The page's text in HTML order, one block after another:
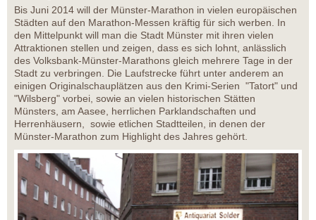
Bis Juni 2014 will der Münster-Marathon in vielen europäischen
Städten auf den Marathon-Messen kräftig für sich werben. In
den Mittelpunkt will man die Stadt Münster mit ihren vielen
Attraktionen stellen und zeigen, dass es sich lohnt, anlässlich
des Volksbank-Münster-Marathons gleich mehrere Tage in der
Stadt zu verbringen. Die Laufstrecke führt unter anderem an
einigen Originalschauplätzen aus den Krimi-Serien "Tatort" und
"Wilsberg" vorbei, sowie an vielen historischen Stätten
Münsters, am Aasee, herrlichen Parklandschaften und
Herrenhäusern, sowie etlichen Stadtteilen, in denen der
Münster-Marathon zum Highlight des Jahres gehört.